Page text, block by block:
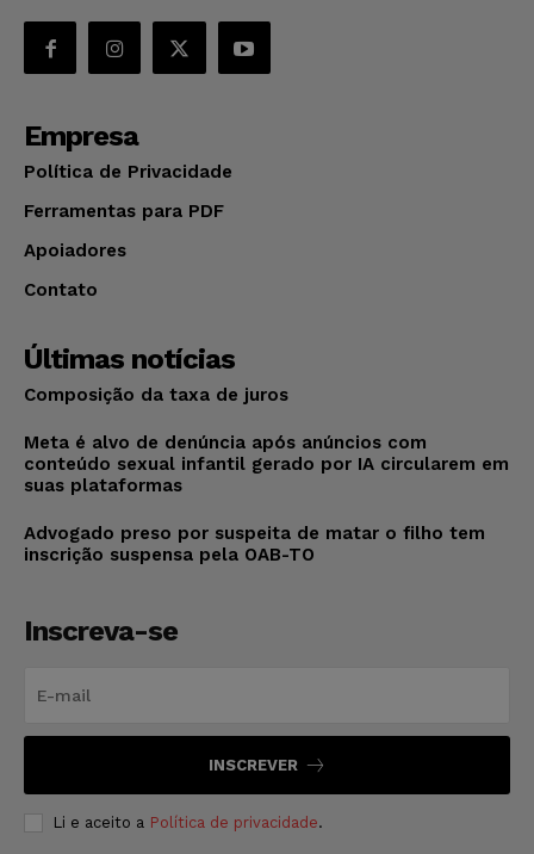
Empresa
Política de Privacidade
Ferramentas para PDF
Apoiadores
Contato
Últimas notícias
Composição da taxa de juros
Meta é alvo de denúncia após anúncios com
conteúdo sexual infantil gerado por IA circularem em
suas plataformas
Advogado preso por suspeita de matar o filho tem
inscrição suspensa pela OAB-TO
Inscreva-se
INSCREVER
Li e aceito a Política de privacidade.